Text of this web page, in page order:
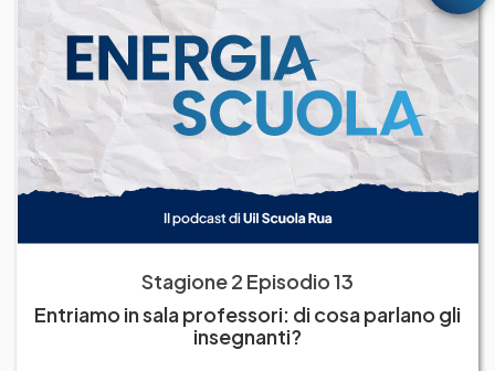
Stagione 2 Episodio 13
Entriamo in sala professori: di cosa parlano gli
insegnanti?